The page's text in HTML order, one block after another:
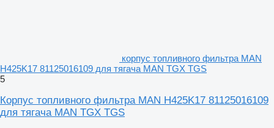
корпус топливного фильтра MAN
H425K17 81125016109 для тягача MAN TGX TGS
5
Корпус топливного фильтра MAN H425K17 81125016109
для тягача MAN TGX TGS